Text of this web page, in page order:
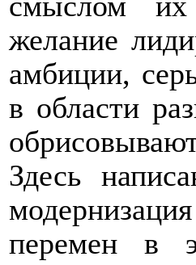
желание
амбиции,
в области
Здесь
перемен в